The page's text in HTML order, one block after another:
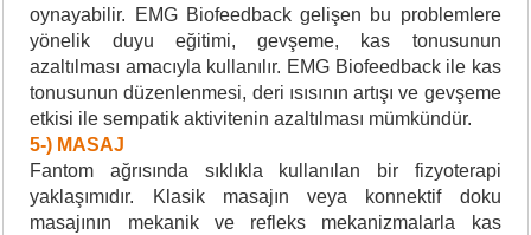
oynayabilir. EMG Biofeedback gelişen bu problemlere
yönelik duyu eğitimi, gevşeme, kas tonusunun
azaltılması amacıyla kullanılır. EMG Biofeedback ile kas
tonusunun düzenlenmesi, deri ısısının artışı ve gevşeme
etkisi ile sempatik aktivitenin azaltılması mümkündür.
5-) MASAJ
Fantom ağrısında sıklıkla kullanılan bir fizyoterapi
yaklaşımıdır. Klasik masajın veya konnektif doku
masajının mekanik ve refleks mekanizmalarla kas